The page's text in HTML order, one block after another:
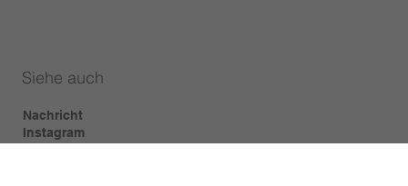
Siehe auch
Nachricht
Instagram